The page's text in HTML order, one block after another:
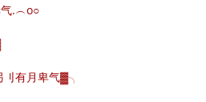
.︵o○
刂有月卑气▓╮